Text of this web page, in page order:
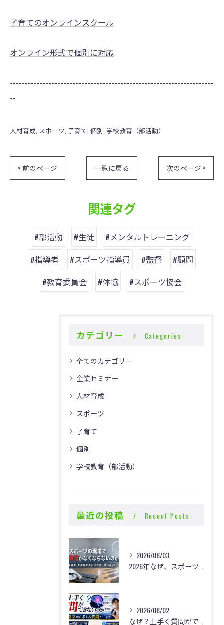
子育てのオンラインスクール
オンライン形式で個別に対応
--------------------------------------------------------------------
--
人材育成 スポーツ 子育て 個別 学校教育（部活動）
< 前のページ 一覧に戻る 次のページ >
関連タグ
#部活動 #生徒
#メンタルトレーニング
#指導者
#スポーツ指導員 #監督
#顧問
#教育委員会
#体協 #スポーツ協会
カテゴリー Categories
全てのカテゴリー
企業セミナー
人材育成
スポーツ
子育て
個別
学校教育（部活動）
最近の投稿 Recent Posts
2026/08/03
2026/08/02